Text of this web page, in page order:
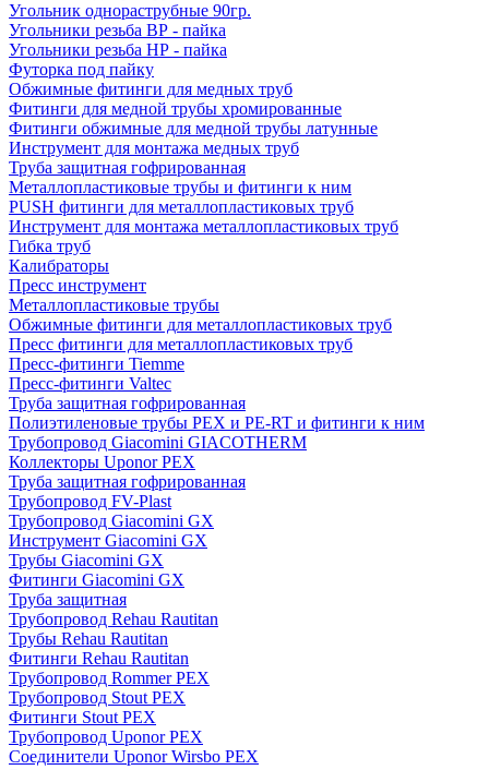
Угольник однораструбные 90гр.
Угольники резьба ВР - пайка
Угольники резьба НР - пайка
Футорка под пайку
Обжимные фитинги для медных труб
Фитинги для медной трубы хромированные
Фитинги обжимные для медной трубы латунные
Инструмент для монтажа медных труб
Труба защитная гофрированная
Металлопластиковые трубы и фитинги к ним
PUSH фитинги для металлопластиковых труб
Инструмент для монтажа металлопластиковых труб
Гибка труб
Калибраторы
Пресс инструмент
Металлопластиковые трубы
Обжимные фитинги для металлопластиковых труб
Пресс фитинги для металлопластиковых труб
Пресс-фитинги Tiemme
Пресс-фитинги Valtec
Труба защитная гофрированная
Полиэтиленовые трубы PEX и PE-RT и фитинги к ним
Трубопровод Giacomini GIACOTHERM
Коллекторы Uponor PEX
Труба защитная гофрированная
Трубопровод FV-Plast
Трубопровод Giacomini GX
Инструмент Giacomini GX
Трубы Giacomini GX
Фитинги Giacomini GX
Труба защитная
Трубопровод Rehau Rautitan
Трубы Rehau Rautitan
Фитинги Rehau Rautitan
Трубопровод Rommer PEX
Трубопровод Stout PEX
Фитинги Stout PEX
Трубопровод Uponor PEX
Соединители Uponor Wirsbo PEX